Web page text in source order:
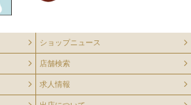
ショップニュース
店舗検索
求人情報